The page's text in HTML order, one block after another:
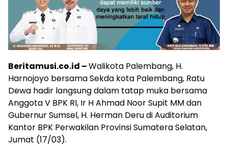
Beritamusi.co.id –Walikota Palembang, H.
Harnojoyo bersama Sekda kota Palembang, Ratu
Dewa hadir langsung dalam tatap muka bersama
Anggota V BPK RI, Ir H Ahmad Noor Supit MM dan
Gubernur Sumsel, H. Herman Deru di Auditorium
Kantor BPK Perwakilan Provinsi Sumatera Selatan,
Jumat (17/03).